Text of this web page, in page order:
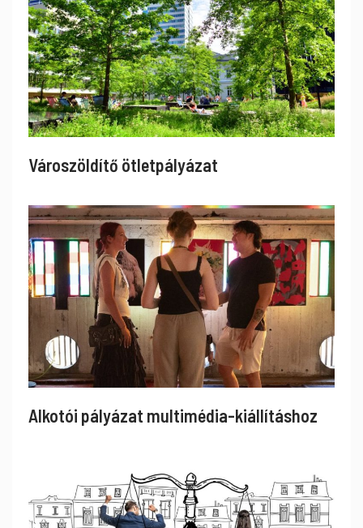
Városzöldítő ötletpályázat
Alkotói pályázat multimédia-kiállításhoz